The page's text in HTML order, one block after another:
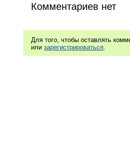
Комментариев нет
Для того, чтобы оставлять
илизарегистрироваться.